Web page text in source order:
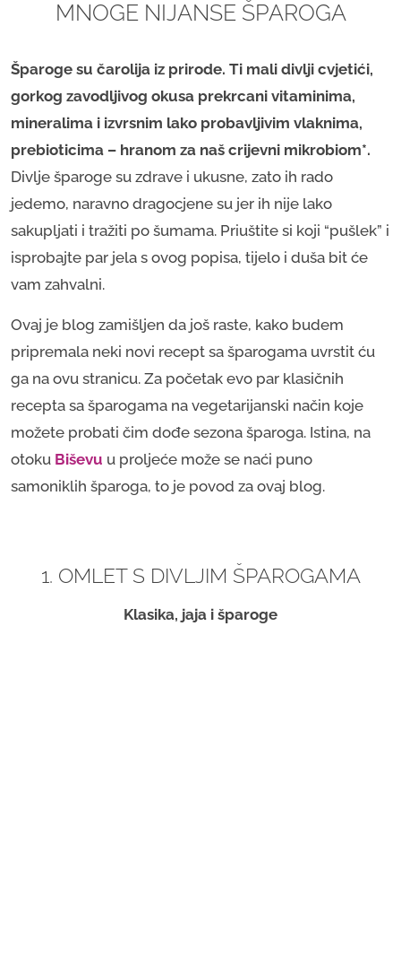
MNOGE NIJANSE ŠPAROGA
Šparoge su čarolija iz prirode. Ti mali divlji cvjetići,
gorkog zavodljivog okusa prekrcani vitaminima,
mineralima i izvrsnim lako probavljivim vlaknima,
prebioticima – hranom za naš crijevni mikrobiom*.
Divlje šparoge su zdrave i ukusne, zato ih rado
jedemo, naravno dragocjene su jer ih nije lako
sakupljati i tražiti po šumama. Priuštite si koji “pušlek” i
isprobajte par jela s ovog popisa, tijelo i duša bit će
vam zahvalni.
Ovaj je blog zamišljen da još raste, kako budem
pripremala neki novi recept sa šparogama uvrstit ću
ga na ovu stranicu. Za početak evo par klasičnih
recepta sa šparogama na vegetarijanski način koje
možete probati čim dođe sezona šparoga. Istina, na
otoku Biševu u proljeće može se naći puno
samoniklih šparoga, to je povod za ovaj blog.
1. OMLET S DIVLJIM ŠPAROGAMA
Klasika, jaja i šparoge